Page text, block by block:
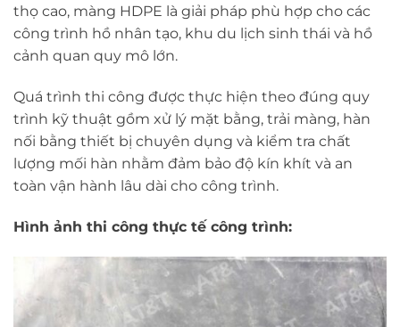
thọ cao, màng HDPE là giải pháp phù hợp cho các
công trình hồ nhân tạo, khu du lịch sinh thái và hồ
cảnh quan quy mô lớn.
Quá trình thi công được thực hiện theo đúng quy
trình kỹ thuật gồm xử lý mặt bằng, trải màng, hàn
nối bằng thiết bị chuyên dụng và kiểm tra chất
lượng mối hàn nhằm đảm bảo độ kín khít và an
toàn vận hành lâu dài cho công trình.
Hình ảnh thi công thực tế công trình: